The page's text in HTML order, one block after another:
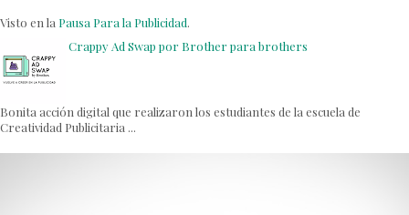
Visto en la Pausa Para la Publicidad.
Crappy Ad Swap por Brother para brothers
Bonita acción digital que realizaron los estudiantes de la escuela de
Creatividad Publicitaria ...